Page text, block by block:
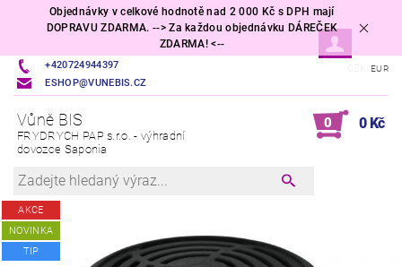
Objednávky v celkové hodnotě nad 2 000 Kč s DPH mají
DOPRAVU ZDARMA. --> Za každou objednávku DÁREČEK
ZDARMA! <--
+420724944397
ESHOP@VUNEBIS.CZ
EUR
Vůně BIS
FRYDRYCH PAP s.r.o. - výhradní
dovozce Saponia
0 0 Kč
AKCE
NOVINKA
TIP